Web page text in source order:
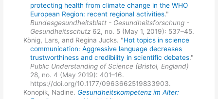
protecting health from climate change in the WHO
European Region: recent regional activities."
Bundesgesundheitsblatt - Gesundheitsforschung -
Gesundheitsschutz 62, no. 5 (May 1, 2019): 537–45.
König, Lars, and Regina Jucks. "Hot topics in science
communication: Aggressive language decreases
trustworthiness and credibility in scientific debates."
Public Understanding of Science (Bristol, England)
28, no. 4 (May 2019): 401–16.
https://doi.org/10.1177/0963662519833903.
Konopik, Nadine. Gesundheitskompetenz im Alter: